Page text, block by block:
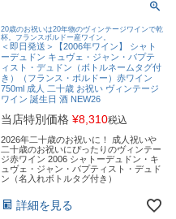
20歳のお祝いは20年物のヴィンテージワインで乾
杯。フランスボルドー産ワイン。
＜即日発送＞【2006年ワイン】 シャト
ーデュドン キュヴェ・ジャン・バプテ
ィスト・デュドン（ボトルネームタグ付
き）（フランス・ボルドー）赤ワイン
750ml 成人 二十歳 お祝い ヴィンテージ
ワイン 誕生日 酒 NEW26
当店特別価格 ¥8,310税込
2026年二十歳のお祝いに！ 成人祝いや
二十歳のお祝いにぴったりのヴィンテー
ジ赤ワイン 2006 シャトーデュドン・キ
ュヴェ・ジャン・バプティスト・デュド
ン（名入れボトルタグ付き）
詳細を見る